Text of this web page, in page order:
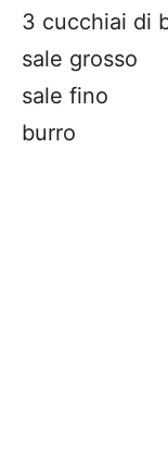
3 cucchiai di
sale grosso
sale fino
burro